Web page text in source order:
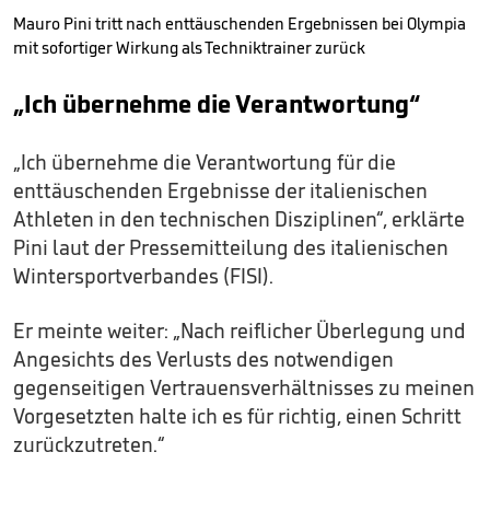
Mauro Pini tritt nach enttäuschenden Ergebnissen bei Olympia
mit sofortiger Wirkung als Techniktrainer zurück
„Ich übernehme die Verantwortung“
„Ich übernehme die Verantwortung für die
enttäuschenden Ergebnisse der italienischen
Athleten in den technischen Disziplinen“, erklärte
Pini laut der Pressemitteilung des italienischen
Wintersportverbandes (FISI).
Er meinte weiter: „Nach reiflicher Überlegung und
Angesichts des Verlusts des notwendigen
gegenseitigen Vertrauensverhältnisses zu meinen
Vorgesetzten halte ich es für richtig, einen Schritt
zurückzutreten.“